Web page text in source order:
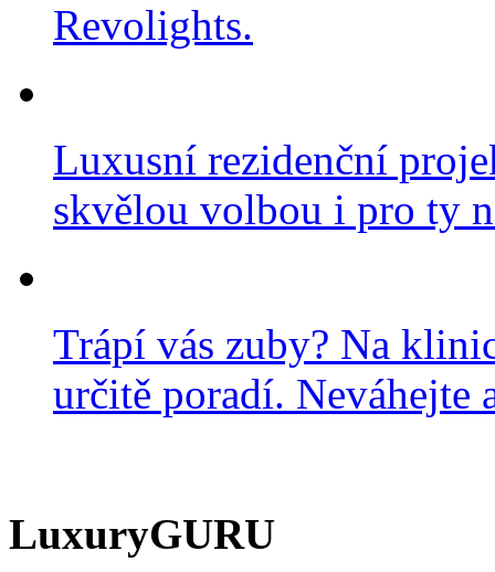
Revolights.
Luxusní rezidenční
skvělou volbou i pro ty
Trápí vás zuby? Na
určitě poradí. Neváhejte
LuxuryGURU